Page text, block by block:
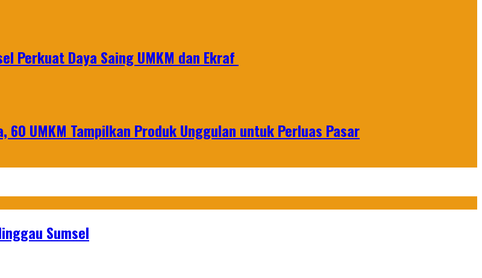
Perkuat Daya Saing UMKM dan Ekraf
60 UMKM Tampilkan Produk Unggulan untuk Perluas Pasar
Sumsel